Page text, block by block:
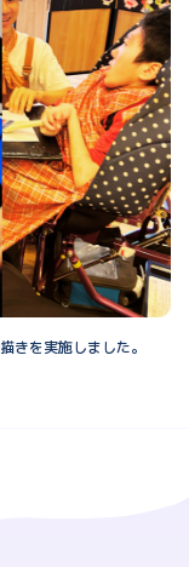
を実施しました。